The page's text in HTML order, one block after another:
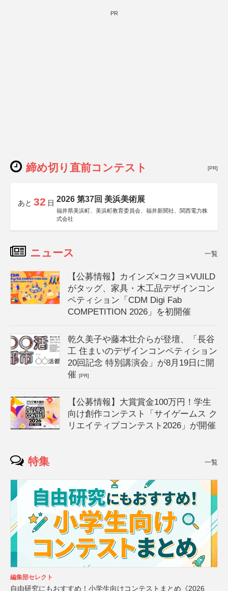
PR
締め切り直前コンテスト [PR]
あと 32 日 2026 第37回 美浜美術展
福井県美浜町、美浜町教育委員会、福井新聞社、関西電力株
式会社
ニュース 一覧
【公募情報】カインズ×コクヨ×VUILD
がタッグ、家具・木工品デザインコン
ペティション「CDM Digi Fab
COMPETITION 2026」を初開催
乾久美子や藤本壮介らが登壇、「長谷
工 住まいのデザインコンペティション
20回記念 特別講演会」が8月19日に開
催[PR]
【公募情報】大賞賞金100万円！学生
向け創作コンテスト「サイゲームス ク
リエイティブコンテスト2026」が開催
特集 一覧
編集部セレクト
自由研究にもおすすめ！小学生向けコンテストまとめ《2026